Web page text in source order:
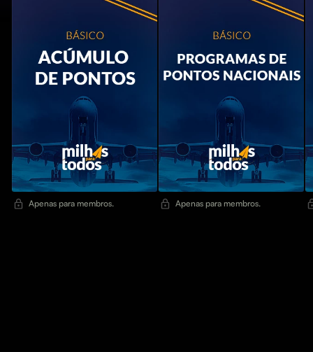
Apenas para membros. Apenas para membros.